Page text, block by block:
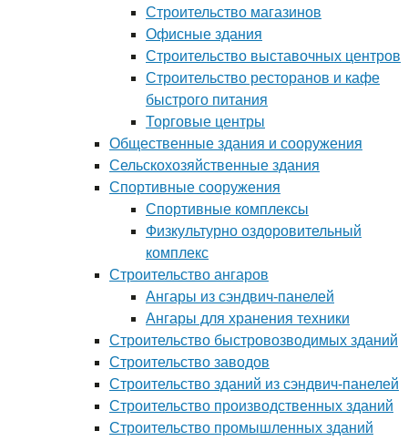
Строительство магазинов
Офисные здания
Строительство выставочных центров
Строительство ресторанов и кафе
быстрого питания
Торговые центры
Общественные здания и сооружения
Сельскохозяйственные здания
Спортивные сооружения
Спортивные комплексы
Физкультурно оздоровительный
комплекс
Строительство ангаров
Ангары из сэндвич-панелей
Ангары для хранения техники
Строительство быстровозводимых зданий
Строительство заводов
Строительство зданий из сэндвич-панелей
Строительство производственных зданий
Строительство промышленных зданий